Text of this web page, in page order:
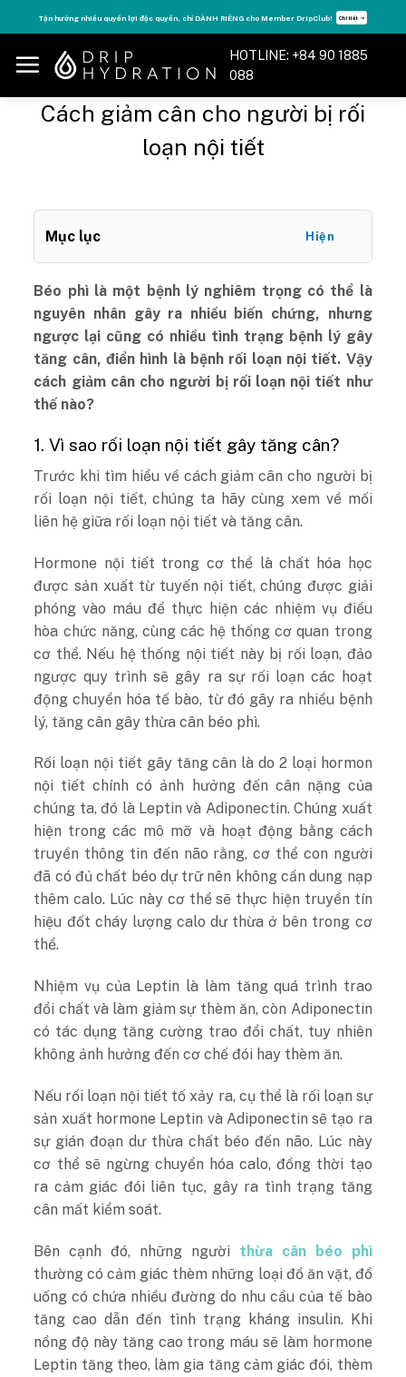
to
content
Tận hưởng nhiều quyền lợi độc quyền, chỉ DÀNH RIÊNG cho Member DripClub! Chi tiết ➝
HOTLINE: +84 90 1885
088
Cách giảm cân cho người bị rối
loạn nội tiết
Mục lục Hiện
Béo phì là một bệnh lý nghiêm trọng có thể là
nguyên nhân gây ra nhiều biến chứng, nhưng
ngược lại cũng có nhiều tình trạng bệnh lý gây
tăng cân, điển hình là bệnh rối loạn nội tiết. Vậy
cách giảm cân cho người bị rối loạn nội tiết như
thế nào?
1. Vì sao rối loạn nội tiết gây tăng cân?
Trước khi tìm hiểu về cách giảm cân cho người bị
rối loạn nội tiết, chúng ta hãy cùng xem về mối
liên hệ giữa rối loạn nội tiết và tăng cân.
Hormone nội tiết trong cơ thể là chất hóa học
được sản xuất từ tuyến nội tiết, chúng được giải
phóng vào máu để thực hiện các nhiệm vụ điều
hòa chức năng, cùng các hệ thống cơ quan trong
cơ thể. Nếu hệ thống nội tiết này bị rối loạn, đảo
ngược quy trình sẽ gây ra sự rối loạn các hoạt
động chuyển hóa tế bào, từ đó gây ra nhiều bệnh
lý, tăng cân gây thừa cân béo phì.
Rối loạn nội tiết gây tăng cân là do 2 loại hormon
nội tiết chính có ảnh hưởng đến cân nặng của
chúng ta, đó là Leptin và Adiponectin. Chúng xuất
hiện trong các mô mỡ và hoạt động bằng cách
truyền thông tin đến não rằng, cơ thể con người
đã có đủ chất béo dự trữ nên không cần dung nạp
thêm calo. Lúc này cơ thể sẽ thực hiện truyền tín
hiệu đốt cháy lượng calo dư thừa ở bên trong cơ
thể.
Nhiệm vụ của Leptin là làm tăng quá trình trao
đổi chất và làm giảm sự thèm ăn, còn Adiponectin
có tác dụng tăng cường trao đổi chất, tuy nhiên
không ảnh hưởng đến cơ chế đói hay thèm ăn.
Nếu rối loạn nội tiết tố xảy ra, cụ thể là rối loạn sự
sản xuất hormone Leptin và Adiponectin sẽ tạo ra
sự gián đoạn dư thừa chất béo đến não. Lúc này
cơ thể sẽ ngừng chuyển hóa calo, đồng thời tạo
ra cảm giác đói liên tục, gây ra tình trạng tăng
cân mất kiểm soát.
Bên cạnh đó, những người thừa cân béo phì
thường có cảm giác thèm những loại đồ ăn vặt, đồ
uống có chứa nhiều đường do nhu cầu của tế bào
tăng cao dẫn đến tình trạng kháng insulin. Khi
nồng độ này tăng cao trong máu sẽ làm hormone
Leptin tăng theo, làm gia tăng cảm giác đói, thèm